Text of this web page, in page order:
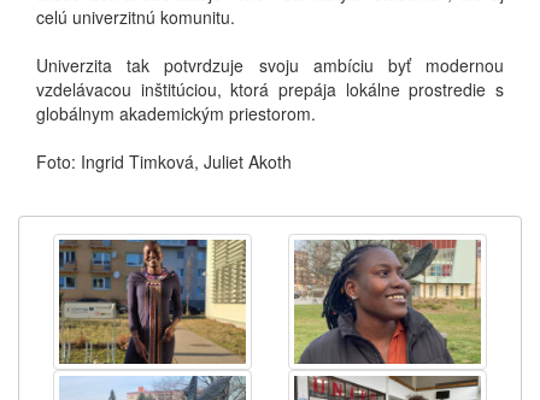
celú univerzitnú komunitu.
Univerzita tak potvrdzuje svoju ambíciu byť modernou
vzdelávacou inštitúciou, ktorá prepája lokálne prostredie s
globálnym akademickým priestorom.
Foto: Ingrid Timková, Juliet Akoth